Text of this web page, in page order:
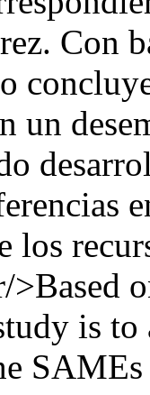
Con
un
los
>Based
is to